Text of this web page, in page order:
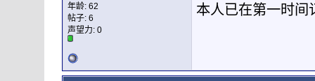
年龄: 62
帖子: 6
声望力: 0
本人已在第一时间